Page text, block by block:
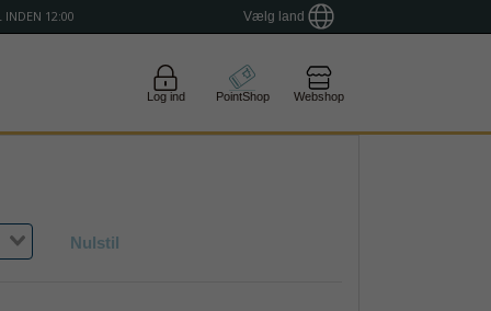
INDEN 12:00 Vælg land
Log ind PointShop Webshop
Nulstil